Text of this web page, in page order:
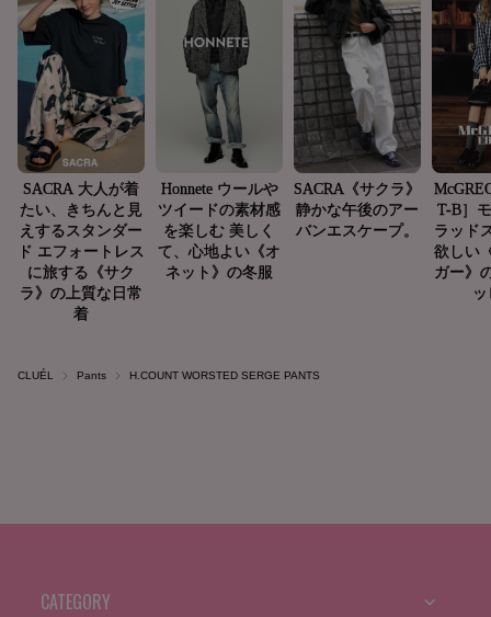
CLUÉL Pants H.COUNT WORSTED SERGE PANTS
CATEGORY